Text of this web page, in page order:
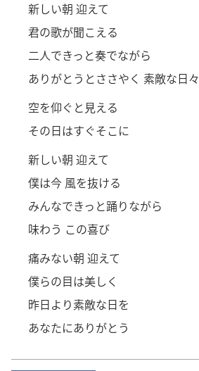
新しい朝 迎えて
君の歌が聞こえる
二人できっと奏でながら
ありがとうとささやく 素敵な日々
空を仰ぐと見える
その日はすぐそこに
新しい朝 迎えて
僕は今 風を抜ける
みんなできっと踊りながら
味わう この喜び
痛みない朝 迎えて
僕らの目は美しく
昨日より素敵な日を
あなたにありがとう